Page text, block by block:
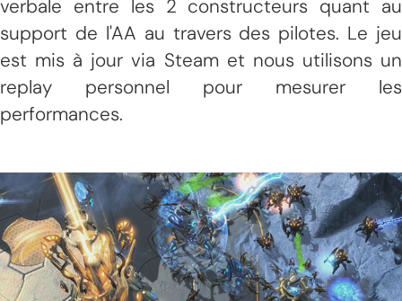
verbale entre les 2 constructeurs quant au
support de l'AA au travers des pilotes. Le jeu
est mis à jour via Steam et nous utilisons un
replay personnel pour mesurer les
performances.